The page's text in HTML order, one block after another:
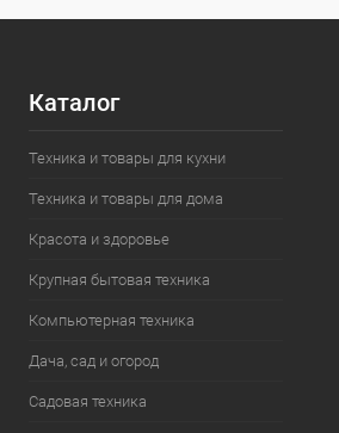
Каталог
Техника и товары для кухни
Техника и товары для дома
Красота и здоровье
Крупная бытовая техника
Компьютерная техника
Дача, сад и огород
Садовая техника